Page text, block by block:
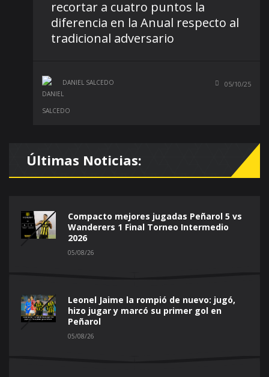
recortar a cuatro puntos la
diferencia en la Anual respecto al
tradicional adversario
DANIEL SALCEDO 05/10/25
Últimas Noticias:
Compacto mejores jugadas Peñarol 5 vs
Wanderers 1 Final Torneo Intermedio
2026
05/08/26
Leonel Jaime la rompió de nuevo: jugó,
hizo jugar y marcó su primer gol en
Peñarol
05/08/26